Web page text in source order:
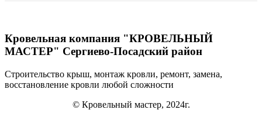
Кровельная компания "КРОВЕЛЬНЫЙ
МАСТЕР" Сергиево-Посадский район
Строительство крыш, монтаж кровли, ремонт, замена,
восстановление кровли любой сложности
© Кровельный мастер, 2024г.